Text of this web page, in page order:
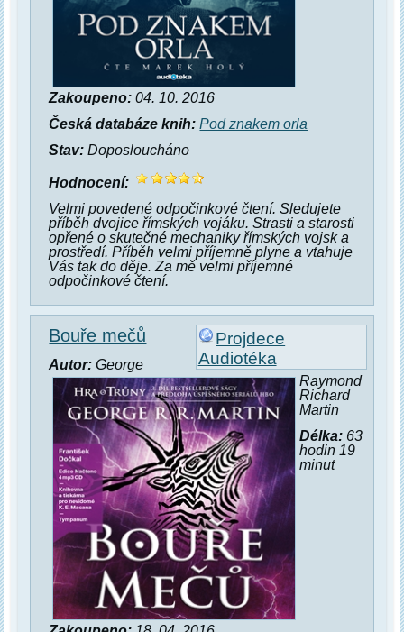
Zakoupeno: 04. 10. 2016
Česká databáze knih: Pod znakem orla
Stav: Doposloucháno
Hodnocení:
Velmi povedené odpočinkové čtení. Sledujete
příběh dvojice římských vojáku. Strasti a starosti
opřené o skutečné mechaniky římských vojsk a
prostředí. Příběh velmi příjemně plyne a vtahuje
Vás tak do děje. Za mě velmi příjemné
odpočinkové čtení.
Projdece
Audiotéka
Bouře mečů
Autor: George
Raymond
Richard
Martin
Délka:63
hodin 19
minut